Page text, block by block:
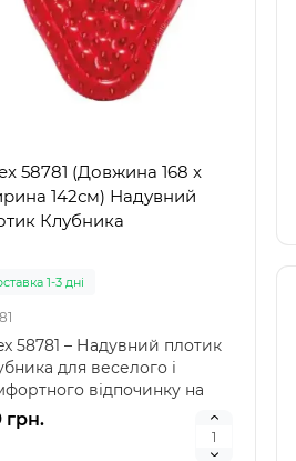
58781 (Довжина 168 x
142см) Надувний
Клубника
1-3 дні
58781 – Надувний плотик
для веселого і
відпочинку на
Intex 58781 – я..
грн.